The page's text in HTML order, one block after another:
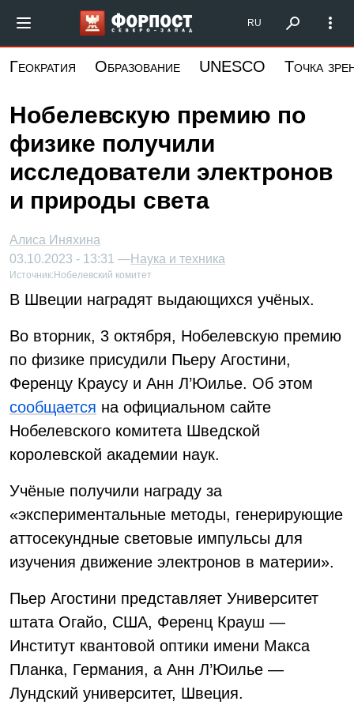
основному
Форпост Северо-Запад
RU
Геократия Образование UNESCO Точка
Нобелевскую премию по
физике получили
исследователи электронов
и природы света
Алиса Иняхина
03.10.2023 - 13:31 —Наука и техника
Источник: Нобелевский комитет
В Швеции наградят выдающихся учёных.
Во вторник, 3 октября, Нобелевскую премию
по физике присудили Пьеру Агостини,
Ференцу Краусу и Анн Л’Юилье. Об этом
сообщается на официальном сайте
Нобелевского комитета Шведской
королевской академии наук.
Учёные получили награду за
«экспериментальные методы, генерирующие
аттосекундные световые импульсы для
изучения движение электронов в материи».
Пьер Агостини представляет Университет
штата Огайо, США, Ференц Крауш —
Институт квантовой оптики имени Макса
Планка, Германия, а Анн Л’Юилье —
Лундский университет, Швеция.